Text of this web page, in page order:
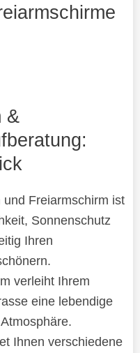
&
Freiarmschirm ist
Sonnenschutz
Ihren
verleiht Ihrem
eine lebendige
Ihnen verschiedene